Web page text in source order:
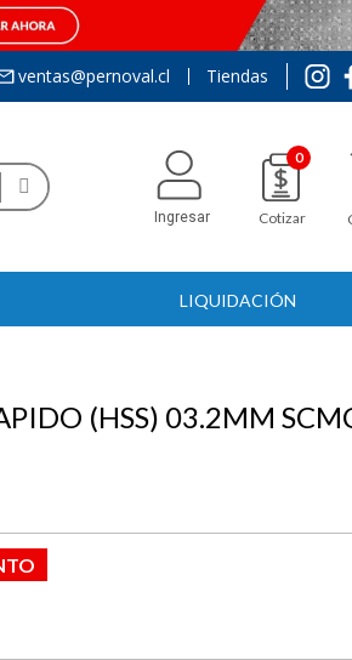
ventas@pernoval.cl Tiendas
Ingresar
0
Cotizar
LIQUIDACIÓN
(HSS) 03.2MM